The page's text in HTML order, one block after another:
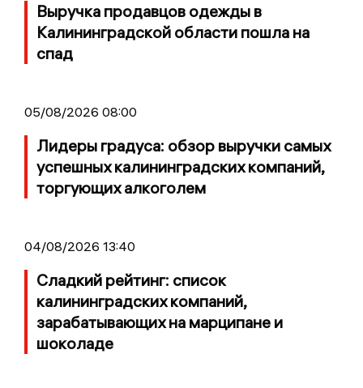
Выручка продавцов одежды в
Калининградской области пошла на
спад
05/08/2026 08:00
Лидеры градуса: обзор выручки самых
успешных калининградских компаний,
торгующих алкоголем
04/08/2026 13:40
Сладкий рейтинг: список
калининградских компаний,
зарабатывающих на марципане и
шоколаде